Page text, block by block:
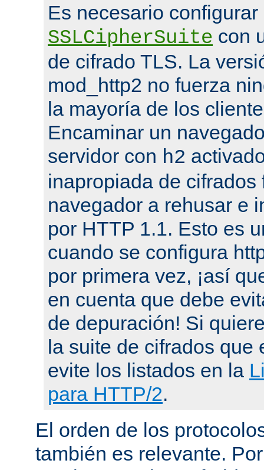
Es necesario configurar
SSLCipherSuite con
de cifrado TLS. La
mod_http2 no fuerza
la mayoría de los
Encaminar un
servidor con h2
inapropiada de cifrados
navegador a rehusar e
por HTTP 1.1. Esto es
cuando se configura
por primera vez, ¡así
en cuenta que debe
de depuración! Si
la suite de cifrados que
evite los listados en la
para HTTP/2.
El orden de los
también es relevante.